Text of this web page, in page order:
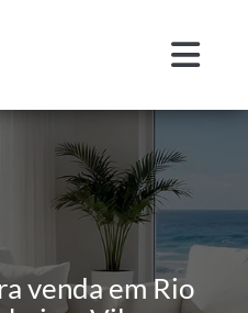
venda em Rio